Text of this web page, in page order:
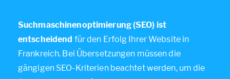
Suchmaschinenoptimierung (SEO) ist
entscheidend für den Erfolg Ihrer Website in
Frankreich. Bei Übersetzungen müssen die
gängigen SEO-Kriterien beachtet werden, um die